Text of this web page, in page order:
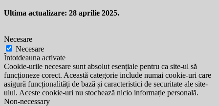
Ultima actualizare: 28 aprilie 2025.
Necesare
Necesare
Întotdeauna activate
Cookie-urile necesare sunt absolut esențiale pentru ca site-ul să
funcționeze corect. Această categorie include numai cookie-uri care
asigură funcționalități de bază și caracteristici de securitate ale site-
ului. Aceste cookie-uri nu stochează nicio informație personală.
Non-necessary